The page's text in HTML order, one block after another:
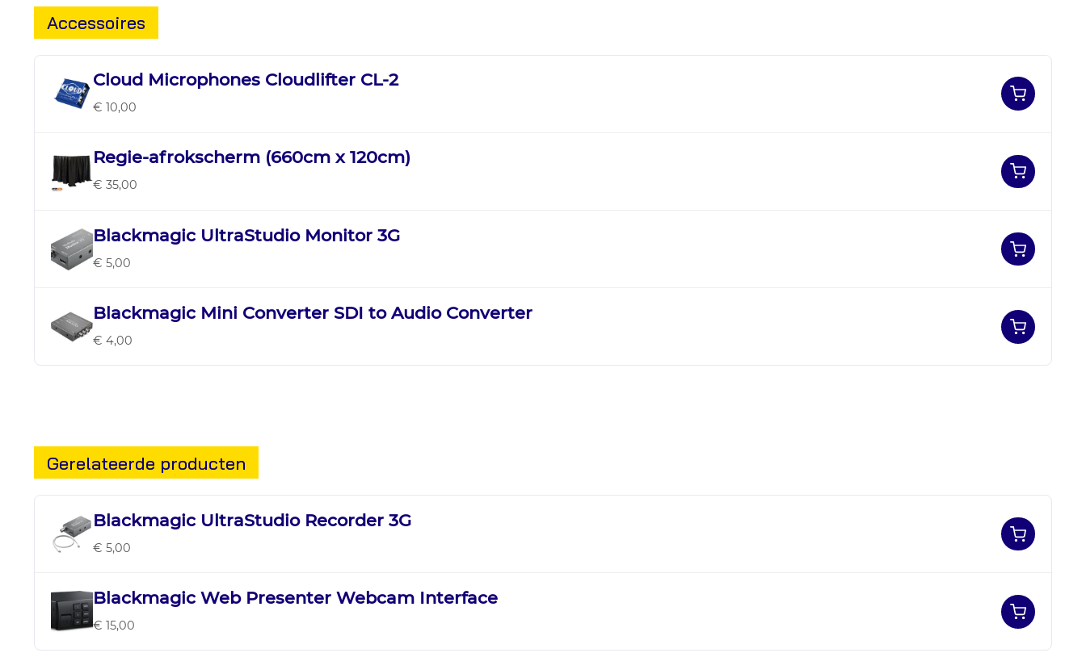
Accessoires
Cloud Microphones Cloudlifter CL-2
€ 10,00
Regie-afrokscherm (660cm x 120cm)
€ 35,00
Blackmagic UltraStudio Monitor 3G
€ 5,00
Blackmagic Mini Converter SDI to Audio Converter
€ 4,00
Gerelateerde producten
Blackmagic UltraStudio Recorder 3G
€ 5,00
Blackmagic Web Presenter Webcam Interface
€ 15,00